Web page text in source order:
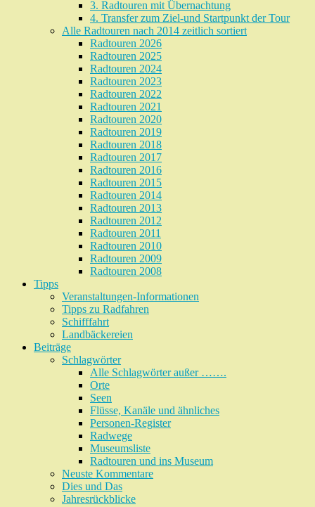
3. Radtouren mit Übernachtung
4. Transfer zum Ziel-und Startpunkt der Tour
Alle Radtouren nach 2014 zeitlich sortiert
Radtouren 2026
Radtouren 2025
Radtouren 2024
Radtouren 2023
Radtouren 2022
Radtouren 2021
Radtouren 2020
Radtouren 2019
Radtouren 2018
Radtouren 2017
Radtouren 2016
Radtouren 2015
Radtouren 2014
Radtouren 2013
Radtouren 2012
Radtouren 2011
Radtouren 2010
Radtouren 2009
Radtouren 2008
Tipps
Veranstaltungen-Informationen
Tipps zu Radfahren
Schifffahrt
Landbäckereien
Beiträge
Schlagwörter
Alle Schlagwörter außer …….
Orte
Seen
Flüsse, Kanäle und ähnliches
Personen-Register
Radwege
Museumsliste
Radtouren und ins Museum
Neuste Kommentare
Dies und Das
Jahresrückblicke